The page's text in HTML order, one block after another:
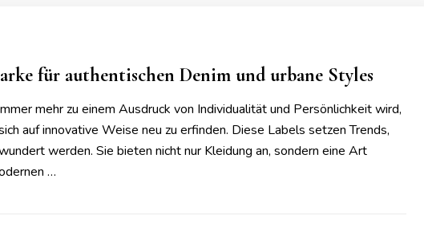
für authentischen Denim und urbane Styles
mehr zu einem Ausdruck von Individualität und Persönlichkeit wird,
auf innovative Weise neu zu erfinden. Diese Labels setzen Trends,
werden. Sie bieten nicht nur Kleidung an, sondern eine Art
…